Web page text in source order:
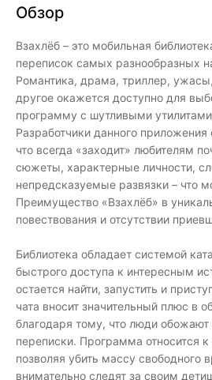
Обзор
Взахлёб – это мобильная
переписок самых разнообразных
Романтика, драма, триллер,
другое окажется доступно для
программу с шутливыми
Разработчики данного приложения
что всегда «заходит» любителям
сюжеты, характерные личности,
непредсказуемые развязки – что
Преимущество «Взахлёб» в
повествования и отсутствии
Библиотека обладает системой
быстрого доступа к интересным
остается найти, запустить и
чата вносит значительный плюс в
благодаря тому, что люди обожают
переписки. Программа относится
позволяя убить массу свободного
внимательно следят за своим